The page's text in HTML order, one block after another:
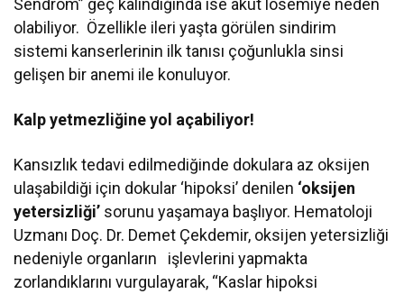
Sendrom” geç kalındığında ise akut lösemiye neden
olabiliyor. Özellikle ileri yaşta görülen sindirim
sistemi kanserlerinin ilk tanısı çoğunlukla sinsi
gelişen bir anemi ile konuluyor.
Kalp yetmezliğine yol açabiliyor!
Kansızlık tedavi edilmediğinde dokulara az oksijen
ulaşabildiği için dokular ‘hipoksi’ denilen ‘oksijen
yetersizliği’ sorunu yaşamaya başlıyor. Hematoloji
Uzmanı Doç. Dr. Demet Çekdemir, oksijen yetersizliği
nedeniyle organların işlevlerini yapmakta
zorlandıklarını vurgulayarak, “Kaslar hipoksi